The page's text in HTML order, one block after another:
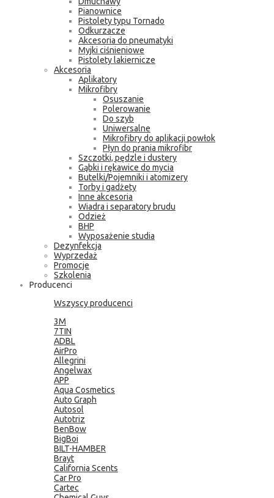
Pianownice
Pistolety typu Tornado
Odkurzacze
Akcesoria do pneumatyki
Myjki ciśnieniowe
Pistolety lakiernicze
Akcesoria
Aplikatory
Mikrofibry
Osuszanie
Polerowanie
Do szyb
Uniwersalne
Mikrofibry do aplikacji powłok
Płyn do prania mikrofibr
Szczotki, pędzle i dustery
Gąbki i rękawice do mycia
Butelki/Pojemniki i atomizery
Torby i gadżety
Inne akcesoria
Wiadra i separatory brudu
Odzież
BHP
Wyposażenie studia
Dezynfekcja
Wyprzedaż
Promocje
Szkolenia
Producenci
Wszyscy producenci
3M
7TIN
ADBL
AirPro
Allegrini
Angelwax
APP
Aqua Cosmetics
Auto Graph
Autosol
Autotriz
BenBow
BigBoi
BILT-HAMBER
Brayt
California Scents
Car Pro
Cartec